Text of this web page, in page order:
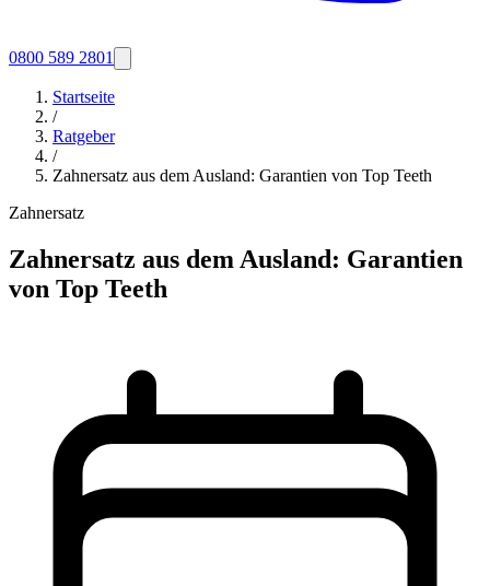
0800 589 2801
Startseite
/
Ratgeber
/
Zahnersatz aus dem Ausland: Garantien von Top Teeth
Zahnersatz
Zahnersatz aus dem Ausland: Garantien
von Top Teeth